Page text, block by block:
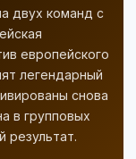
двух команд с
европейского
легендарный
снова
в групповых
результат.